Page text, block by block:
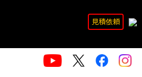
見積依頼